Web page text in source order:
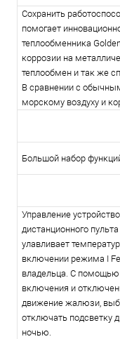
Сохранить
помогает
теплообменника
коррозии на
теплообмен и так же
В сравнении с
морскому воздуху и
Большой набор
Управление
дистанционного
улавливает
включении режима I
владельца. С помощью
включения и
движение жалюзи,
отключать подсветку
ночью.